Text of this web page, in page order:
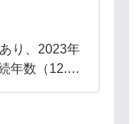
り、2023年
年数（12.7